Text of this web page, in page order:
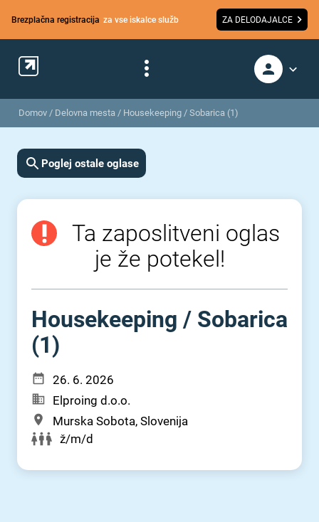
Brezplačna registracija za vse iskalce služb ZA DELODAJALCE
Domov / Delovna mesta / Housekeeping / Sobarica (1)
Poglej ostale oglase
Ta zaposlitveni oglas
je že potekel!
Housekeeping ⁠/⁠ Sobarica
(1)
26. 6. 2026
Elproing d.o.o.
Murska Sobota, Slovenija
ž/m/d